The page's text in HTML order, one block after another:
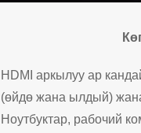
HDMI аркылуу ар
(өйдө жана ылдый)
Ноутбуктар, рабочий